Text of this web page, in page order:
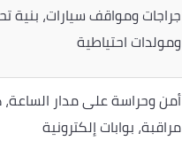
جراجات ومواقف سيارات، بنية
ومولدات احتياطية
أمن وحراسة على مدار الساعة،
مراقبة، بوابات إلكترونية